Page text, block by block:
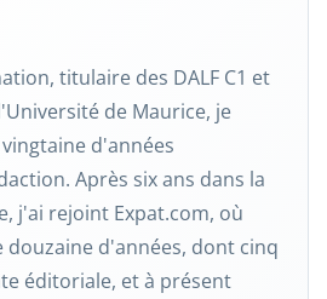
titulaire des DALF C1 et
de Maurice, je
d'années
Après six ans dans la
j'ai rejoint Expat.com, où
douzaine d'années, dont cinq
éditoriale, et à présent